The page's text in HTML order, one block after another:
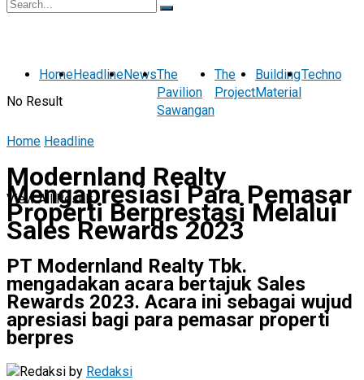
No Result
View All Result
HomeHeadlineNewsThe
Pavilion
Sawangan
The
Project
Building
Material
Home Headline
Modernland Realty
Mengapresiasi Para Pemasar
Properti Berprestasi Melalui
Sales Rewards 2023
PT Modernland Realty Tbk.
mengadakan acara bertajuk Sales
Rewards 2023. Acara ini sebagai wujud
apresiasi bagi para pemasar properti
berpres
by Redaksi